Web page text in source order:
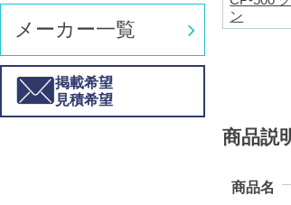
メーカー一覧
掲載希望
見積希望
ン
商品説
商品名